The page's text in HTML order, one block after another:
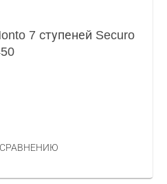
7 ступеней Securo